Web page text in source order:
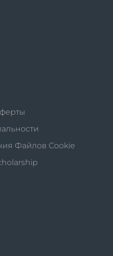
Файлов Cookie